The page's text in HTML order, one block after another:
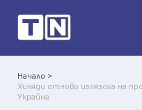
Начало >
Хиляди отново излязоха на
Украйна